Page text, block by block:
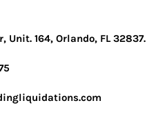
Unit. 164, Orlando, FL 32837.